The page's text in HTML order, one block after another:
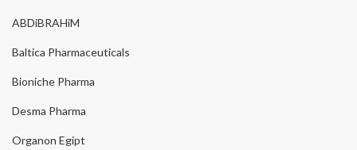
ABDiBRAHiM
Baltica Pharmaceuticals
Bioniche Pharma
Desma Pharma
Organon Egipt